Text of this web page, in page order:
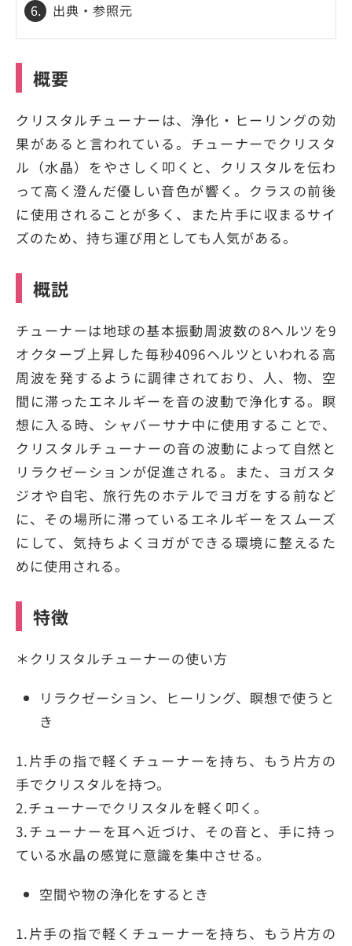
6. 出典・参照元
概要
クリスタルチューナーは、浄化・ヒーリングの効
果があると言われている。チューナーでクリスタ
ル（水晶）をやさしく叩くと、クリスタルを伝わ
って高く澄んだ優しい音色が響く。クラスの前後
に使用されることが多く、また片手に収まるサイ
ズのため、持ち運び用としても人気がある。
概説
チューナーは地球の基本振動周波数の8ヘルツを9
オクターブ上昇した毎秒4096ヘルツといわれる高
周波を発するように調律されており、人、物、空
間に滞ったエネルギーを音の波動で浄化する。瞑
想に入る時、シャバーサナ中に使用することで、
クリスタルチューナーの音の波動によって自然と
リラクゼーションが促進される。また、ヨガスタ
ジオや自宅、旅行先のホテルでヨガをする前など
に、その場所に滞っているエネルギーをスムーズ
にして、気持ちよくヨガができる環境に整えるた
めに使用される。
特徴
＊クリスタルチューナーの使い方
リラクゼーション、ヒーリング、瞑想で使うと
き
1.片手の指で軽くチューナーを持ち、もう片方の
手でクリスタルを持つ。
2.チューナーでクリスタルを軽く叩く。
3.チューナーを耳へ近づけ、その音と、手に持っ
ている水晶の感覚に意識を集中させる。
空間や物の浄化をするとき
1.片手の指で軽くチューナーを持ち、もう片方の